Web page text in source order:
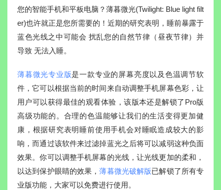
您的智能手机和平板电脑？薄暮微光(Twilight: Blue light filt
er)也许就正是您所需要的！近期的研究表明，睡前暴露于
蓝色光线之中可能会 扰乱您的自然节律（昼夜节律）并
导致 无法入睡。
薄暮微光专业版是一款专业的屏幕亮度以及色温调节软
件，它可以根据当前的时间来自动调整手机屏幕色彩，让
用户可以获得最佳的观看体验，该版本还是解锁了Pro版
高级功能的。合理的色温能够让我们的生活变得更加健
康，根据研究表明睡前使用手机会对睡眠造成较大的影
响，而通过该软件来过滤掉蓝光之后将可以减弱这种负面
效果。你可以调整手机屏幕的光线，让光线更加的柔和，
以达到保护眼睛的效果，薄暮微光破解版已解锁了所有专
业版功能，大家可以免费进行使用。